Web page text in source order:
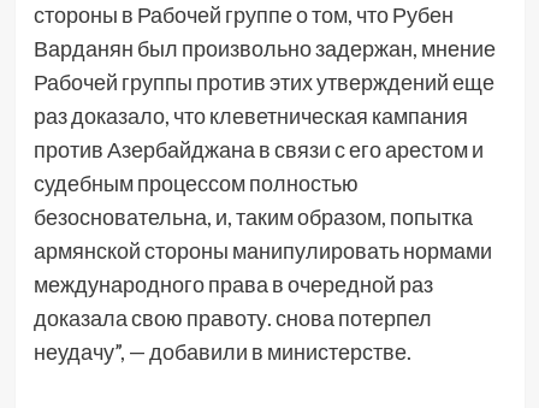
стороны в Рабочей группе о том, что Рубен
Варданян был произвольно задержан, мнение
Рабочей группы против этих утверждений еще
раз доказало, что клеветническая кампания
против Азербайджана в связи с его арестом и
судебным процессом полностью
безосновательна, и, таким образом, попытка
армянской стороны манипулировать нормами
международного права в очередной раз
доказала свою правоту. снова потерпел
неудачу”, — добавили в министерстве.